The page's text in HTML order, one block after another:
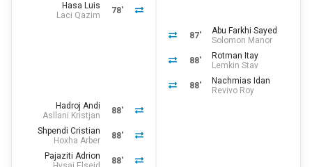
78'
Hasa Luis
Laci Qazim
87'
Abu Farkhi Sayed
Solomon Manor
88'
Rotman Itay
Lemkin Stav
88'
Nachmias Idan
Revivo Roy
88'
Hadroj Andi
Asllani Kristjan
88'
Shpendi Cristian
Hoxha Arber
88'
Pajaziti Adrion